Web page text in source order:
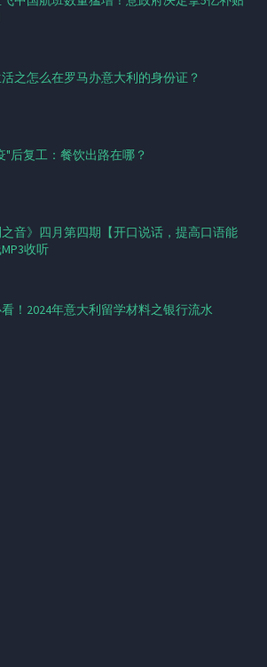
之怎么在罗马办意大利的身份证？
"后复工：餐饮出路在哪？
之音》四月第四期【开口说话，提高口语能
收听
！2024年意大利留学材料之银行流水